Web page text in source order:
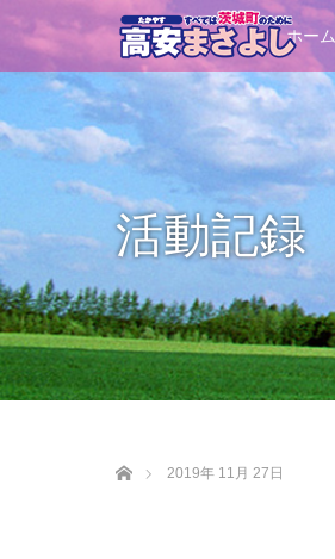
ホーム
活動記録
2019年 11月 27日